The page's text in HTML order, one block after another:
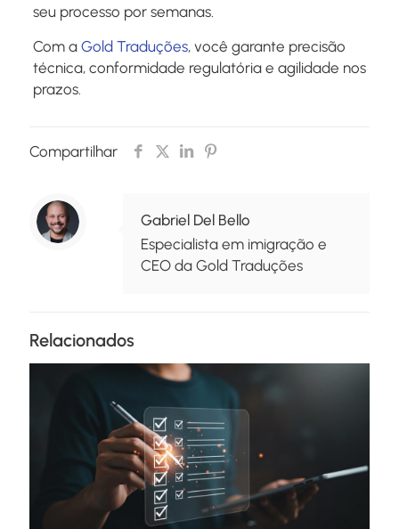
seu processo por semanas.
Com a Gold Traduções, você garante precisão
técnica, conformidade regulatória e agilidade nos
prazos.
Compartilhar
Gabriel Del Bello
Especialista em imigração e
CEO da Gold Traduções
Relacionados